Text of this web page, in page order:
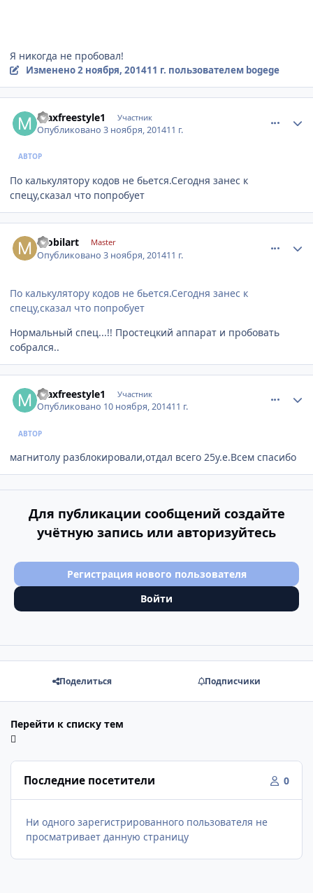
Я никогда не пробовал!
Изменено2 ноября, 201411 г. пользователем bogege
maxfreestyle1 Участник
Опубликовано3 ноября, 201411 г.
АВТОР
По калькулятору кодов не бьется.Сегодня занес к
спецу,сказал что попробует
mobilart Master
Опубликовано3 ноября, 201411 г.
По калькулятору кодов не бьется.Сегодня занес к
спецу,сказал что попробует
Нормальный спец...!! Простецкий аппарат и пробовать
собрался..
maxfreestyle1 Участник
Опубликовано 10 ноября, 201411 г.
АВТОР
магнитолу разблокировали,отдал всего 25у.е.Всем спасибо
Для публикации сообщений создайте
учётную запись или авторизуйтесь
Регистрация нового пользователя
Войти
Поделиться Подписчики
Перейти к списку тем
Последние посетители 0
Ни одного зарегистрированного пользователя не
просматривает данную страницу